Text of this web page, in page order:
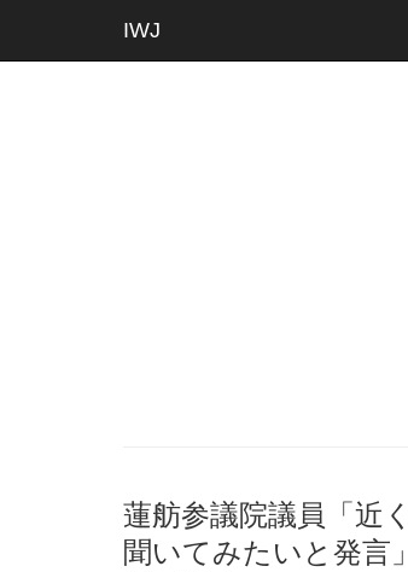
IWJ
蓮舫参議院議員「近
聞いてみたいと発言